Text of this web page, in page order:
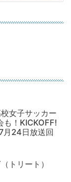
女子サッカー
も！KICKOFF!
月24日放送回
トリート）